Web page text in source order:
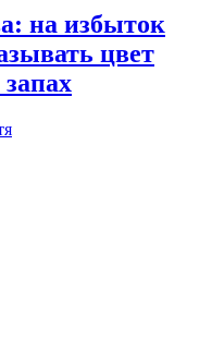
на избыток
цвет